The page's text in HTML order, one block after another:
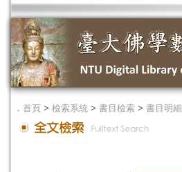
． 首頁 > 檢索系統 > 書目檢索 > 書目明細